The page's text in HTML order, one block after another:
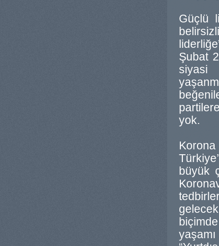
Güçlü
Şubat
siyasi
yok.
büyük